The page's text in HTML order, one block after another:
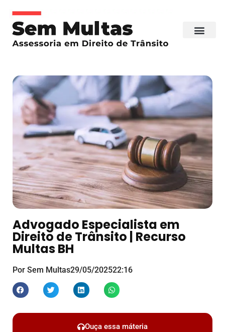
Advogado Especialista em
Direito de Trânsito | Recurso
Multas BH
Por Sem Multas29/05/202522:16
Ouça essa máteria